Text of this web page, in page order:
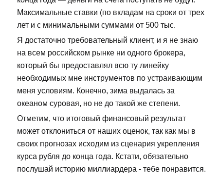
Максимальные ставки (по вкладам на сроки от трех
лет и с минимальными суммами от 500 тыс.
Я достаточно требовательный клиент, и я не знаю
на всем российском рынке ни одного брокера,
который бы предоставлял всю ту линейку
необходимых мне инструментов по устраивающим
меня условиям. Конечно, зима выдалась за
океаном суровая, но не до такой же степени.
Отметим, что итоговый финансовый результат
может отклониться от наших оценок, так как мы в
своих прогнозах исходим из сценария укрепления
курса рубля до конца года. Кстати, обязательно
послушай историю миллиардера - тебе понравится.